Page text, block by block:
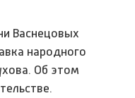
Васнецовых
народного
Об этом